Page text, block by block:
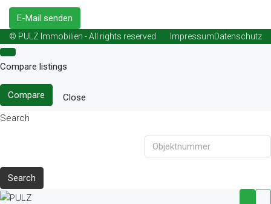
E-Mail senden
© PULZ Immobilien - All rights reserved ImpressumDatenschutz
Compare listings
Compare
Close
Search
Search